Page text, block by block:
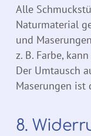
Alle
Naturmaterial
und
z. B. Farbe,
Der Umtausch
Maserungen ist
8.